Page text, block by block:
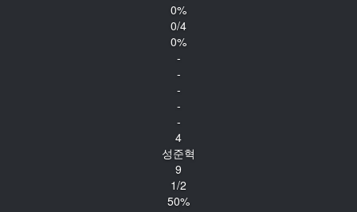
0%
0/4
0%
-
-
-
-
-
4
성준혁
9
1/2
50%